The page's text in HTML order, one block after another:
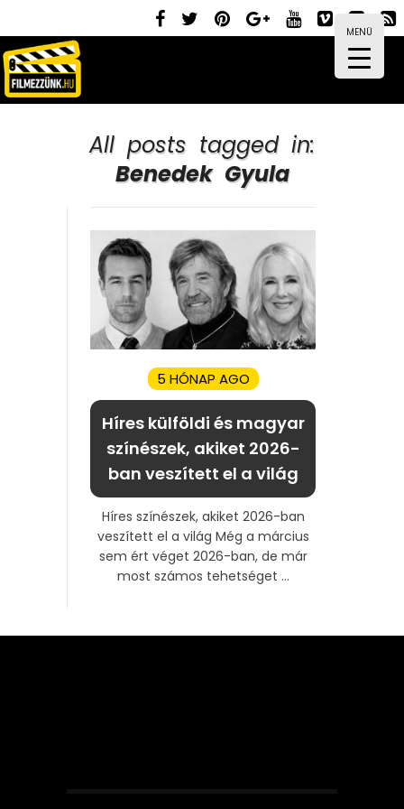
MENÜ
All posts tagged in:
Benedek Gyula
5 HÓNAP AGO
Híres külföldi és magyar
színészek, akiket 2026-
ban veszített el a világ
Híres színészek, akiket 2026-ban
veszített el a világ Még a március
sem ért véget 2026-ban, de már
most számos tehetséget ...